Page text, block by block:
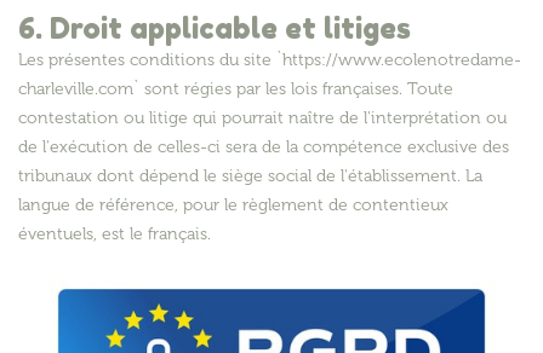
6. Droit applicable et litiges
Les présentes conditions du site `https://www.ecolenotredame-
charleville.com` sont régies par les lois françaises. Toute
contestation ou litige qui pourrait naître de l'interprétation ou
de l'exécution de celles-ci sera de la compétence exclusive des
tribunaux dont dépend le siège social de l'établissement. La
langue de référence, pour le règlement de contentieux
éventuels, est le français.